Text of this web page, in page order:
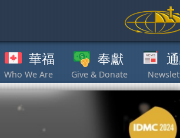
華福 奉獻 通訊